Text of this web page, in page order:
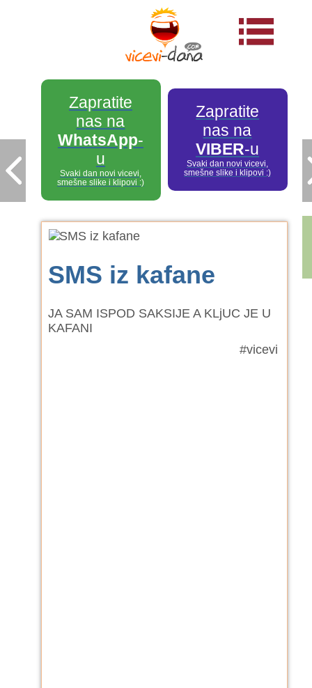
Zapratite
nas na
WhatsApp-
u
Svaki dan novi vicevi,
smešne slike i klipovi :)
Zapratite
nas na
VIBER-u
Svaki dan novi vicevi,
smešne slike i klipovi :)
SMS iz kafane
JA SAM ISPOD SAKSIJE A KLjUC JE U
KAFANI
#vicevi